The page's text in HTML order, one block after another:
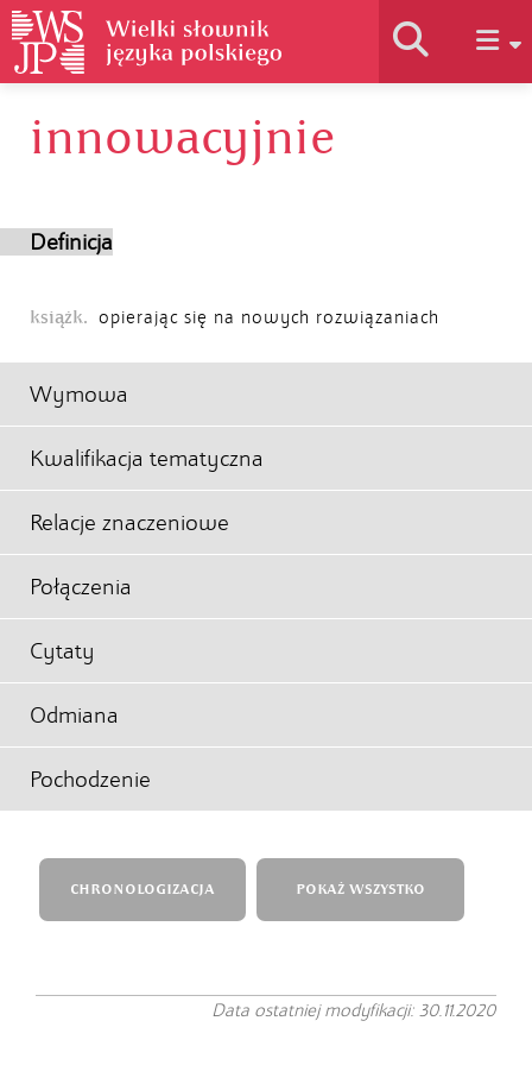
Historia słownika
innowacyjnie
Definicja
książk. opierając się na nowych rozwiązaniach
Wymowa
Kwalifikacja tematyczna
Relacje znaczeniowe
Połączenia
Cytaty
Odmiana
Pochodzenie
CHRONOLOGIZACJA POKAŻ WSZYSTKO
Data ostatniej modyfikacji: 30.11.2020